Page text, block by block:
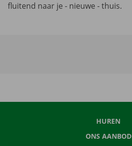
fluitend naar je - nieuwe - thuis.
HUREN
ONS AANBOD